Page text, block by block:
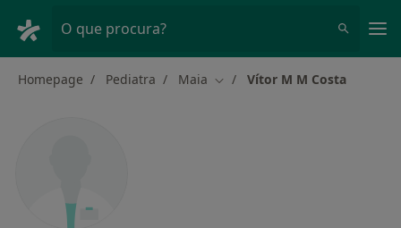
O que procura?
Homepage Pediatra Maia Mudar de cidade
Vítor M M Costa